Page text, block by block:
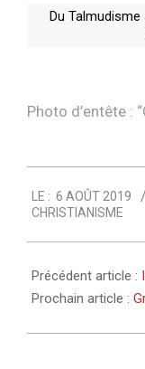
Du
Photo d’entête : “
08-
06
LE : 6 AOÛT 2019
CHRISTIANISME
Précédent article :
Prochain article :